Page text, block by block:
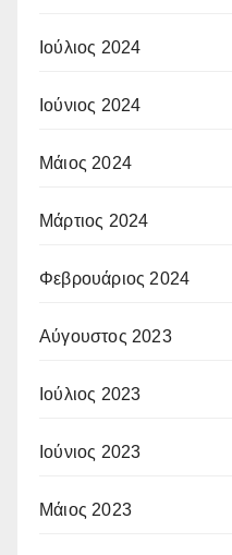
Ιούλιος 2024
Ιούνιος 2024
Μάιος 2024
Μάρτιος 2024
Φεβρουάριος 2024
Αύγουστος 2023
Ιούλιος 2023
Ιούνιος 2023
Μάιος 2023